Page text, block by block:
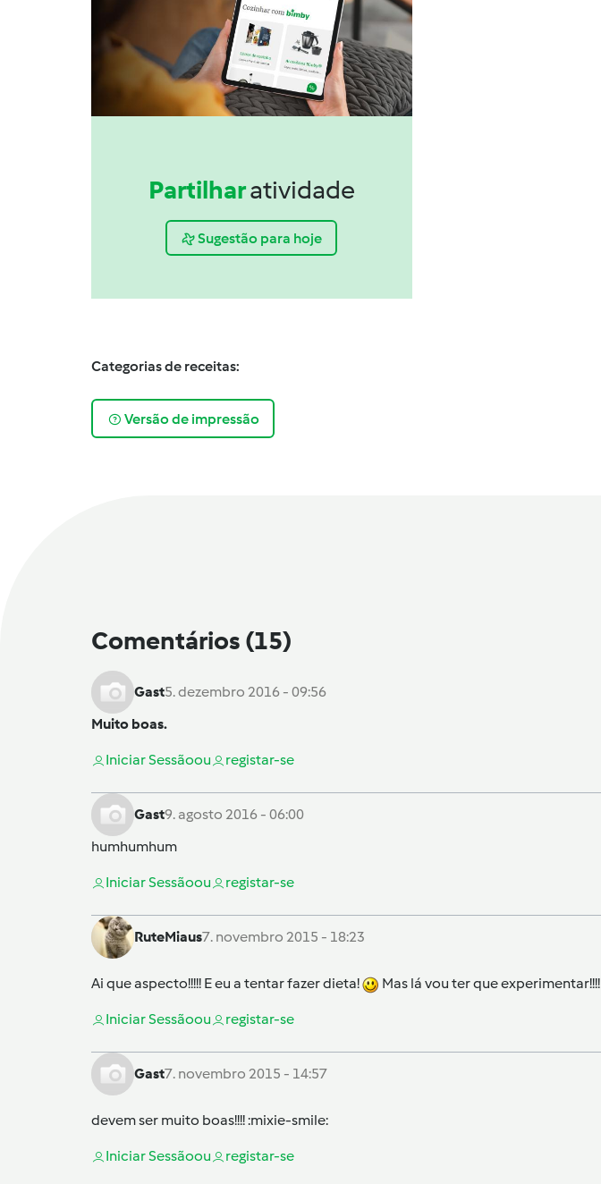
Partilharatividade
Sugestão para hoje
Categorias de receitas:
Versão de impressão
Comentários (15)
Gast5. dezembro 2016 - 09:56
Muito boas.
Iniciar Sessãoou registar-se
Gast9. agosto 2016 - 06:00
humhumhum
Iniciar Sessãoou registar-se
RuteMiaus7. novembro 2015 - 18:23
Ai que aspecto!!!!! E eu a tentar fazer dieta! Mas lá vou ter que experimentar!!!!
Iniciar Sessãoou registar-se
Gast7. novembro 2015 - 14:57
devem ser muito boas!!!! :mixie-smile:
Iniciar Sessãoou registar-se